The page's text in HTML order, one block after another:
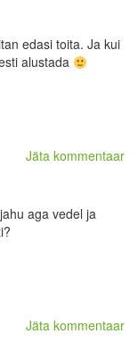
edasi toita. Ja kui
alustada
Jäta kommentaar
aga vedel ja
Jäta kommentaar